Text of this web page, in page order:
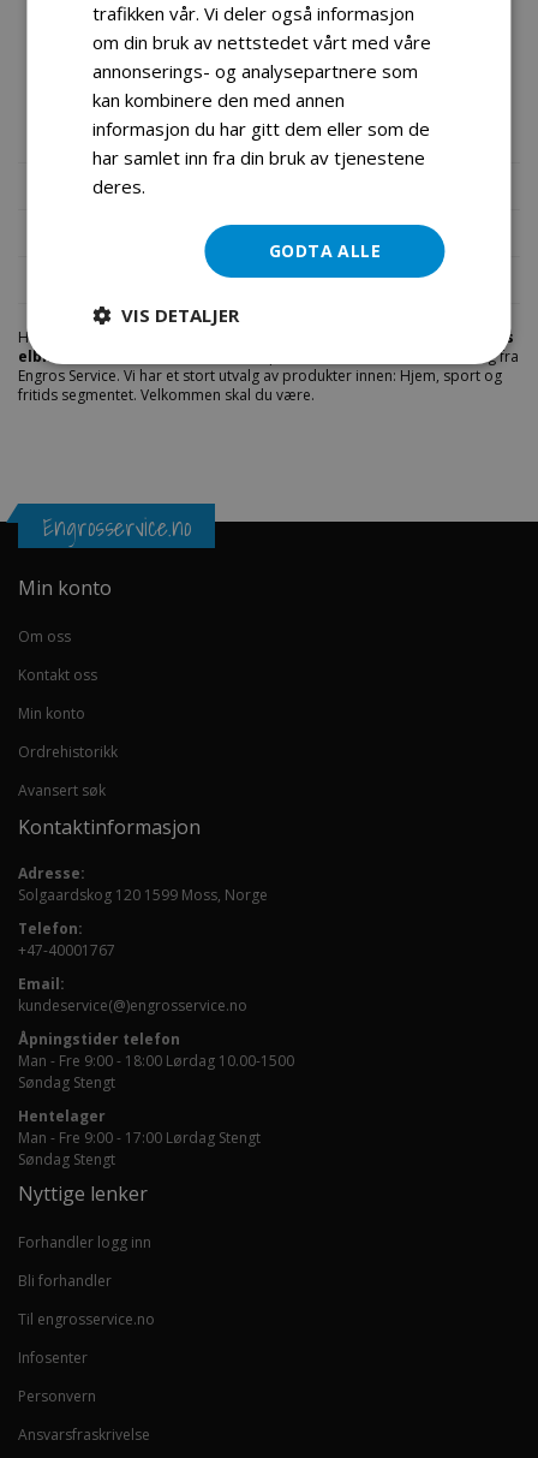
Gå et skritt videre med denne nye batteridrevne UTV'N. La barnet ditt
glede seg mens han/hun cruiser rundt og nyter dette fantastiske
kjøretøyet. Denne bilen er utstyrt med en fjernkontroll for ekstra
manøvrerbarhet. Med et godt utseende og skinnende detaljer, vil
dette kjøretøyet garantert falle i smak. Denne elektriske UTV'N er
utstyrt med et sakte start, stoppsystem og støtdempere for å gi en
jevn og behagelig kjøretur.
Mer informasjon
Hos engrosservice.no får du kjøpt
utv rsx cool side by side 4wd 2 sits
elbil for barn 6
i dag fra
Engros Service. Vi har et stort utvalg av produkter innen: Hjem, sport og
fritids segmentet. Velkommen skal du være.
Engrosservice.no
Min konto
Om oss
Kontakt oss
Min konto
Ordrehistorikk
Avansert søk
Kontaktinformasjon
Adresse:
Solgaardskog 120 1599 Moss, Norge
Telefon:
+47-40001767
Email:
kundeservice(@)engrosservice.no
Åpningstider telefon
Man - Fre 9:00 - 18:00 Lørdag 10.00-1500
Søndag Stengt
Hentelager
Man - Fre 9:00 - 17:00 Lørdag Stengt
Søndag Stengt
Nyttige lenker
Forhandler logg inn
Bli forhandler
Til engrosservice.no
Infosenter
Personvern
Ansvarsfraskrivelse
trafikken vår. Vi deler også informasjon
om din bruk av nettstedet vårt med våre
annonserings- og analysepartnere som
kan kombinere den med annen
informasjon du har gitt dem eller som de
har samlet inn fra din bruk av tjenestene
deres.
GODTA ALLE
VIS DETALJER